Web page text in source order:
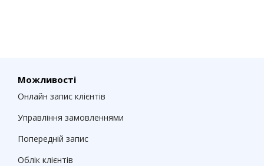
Можливості
Онлайн запис клієнтів
Управління замовленнями
Попередній запис
Облік клієнтів